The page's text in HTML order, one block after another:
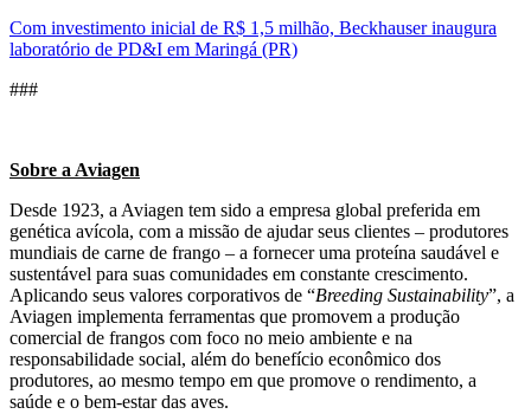
Com investimento inicial de R$ 1,5 milhão, Beckhauser inaugura
laboratório de PD&I em Maringá (PR)
###
Sobre a Aviagen
Desde 1923, a Aviagen tem sido a empresa global preferida em
genética avícola, com a missão de ajudar seus clientes – produtores
mundiais de carne de frango – a fornecer uma proteína saudável e
sustentável para suas comunidades em constante crescimento.
Aplicando seus valores corporativos de “Breeding Sustainability”, a
Aviagen implementa ferramentas que promovem a produção
comercial de frangos com foco no meio ambiente e na
responsabilidade social, além do benefício econômico dos
produtores, ao mesmo tempo em que promove o rendimento, a
saúde e o bem-estar das aves.